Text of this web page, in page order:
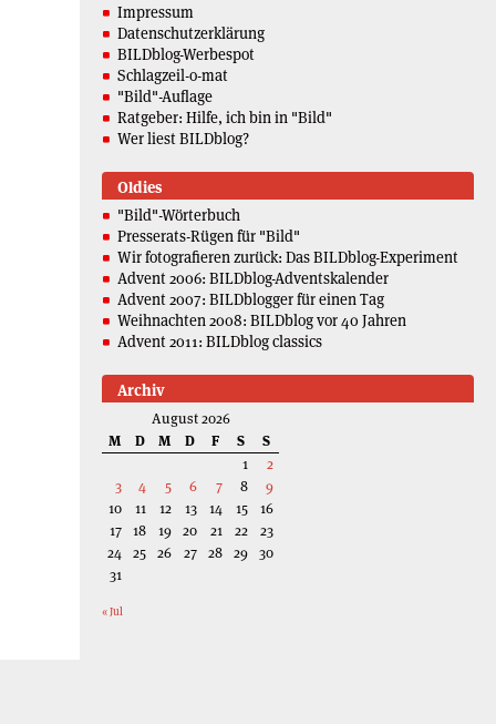
Impressum
Datenschutzerklärung
BILDblog-Werbespot
Schlagzeil-o-mat
"Bild"-Auflage
Ratgeber: Hilfe, ich bin in "Bild"
Wer liest BILDblog?
Oldies
"Bild"-Wörterbuch
Presserats-Rügen für "Bild"
Wir fotografieren zurück: Das BILDblog-Experiment
Advent 2006: BILDblog-Adventskalender
Advent 2007: BILDblogger für einen Tag
Weihnachten 2008: BILDblog vor 40 Jahren
Advent 2011: BILDblog classics
Archiv
August 2026
M
D M D F S
S
1
2
3
4 5 6 7 8
9
10
11 12 13 14 15
16
17 18 19 20 21 22
23
24 25 26 27 28 29 30
31
« Jul